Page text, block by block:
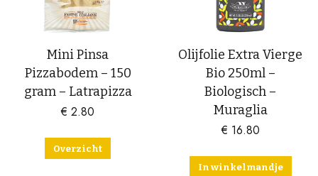
Mini Pinsa
Pizzabodem – 150
gram – Latrapizza
€ 2.80
Overzicht
Olijfolie Extra Vierge
Bio 250ml –
Biologisch –
Muraglia
€ 16.80
In winkelmandje